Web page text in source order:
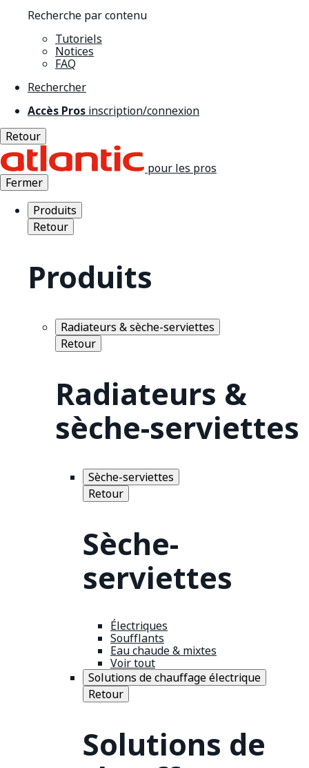
Recherche par contenu
Tutoriels
Notices
FAQ
Rechercher
Accès Pros inscription/connexion
Retour
pour les pros
Fermer
Produits
Retour
Produits
Radiateurs & sèche-serviettes
Retour
Radiateurs &
sèche-serviettes
Sèche-serviettes
Retour
Sèche-
serviettes
Électriques
Soufflants
Eau chaude & mixtes
Voir tout
Solutions de chauffage électrique
Retour
Solutions de